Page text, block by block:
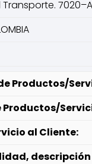
Productos/
Productos/
al Cliente: